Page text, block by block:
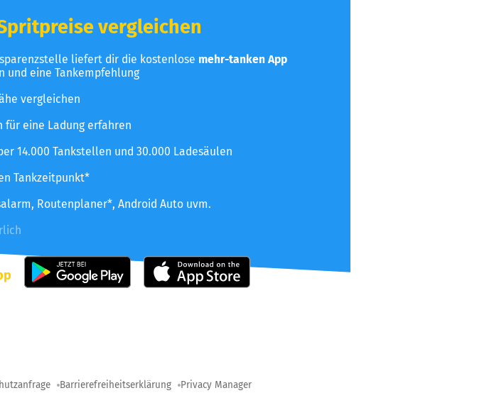
vergleichen
liefert dir die kostenlose mehr-tanken App
und eine Tankempfehlung
vergleichen
für eine Ladung erfahren
14.000 Tankstellen und 30.000 Ladesäulen
Tankzeitpunkt*
Routenplaner*, Android Auto uvm.
Barrierefreiheitserklärung Privacy Manager